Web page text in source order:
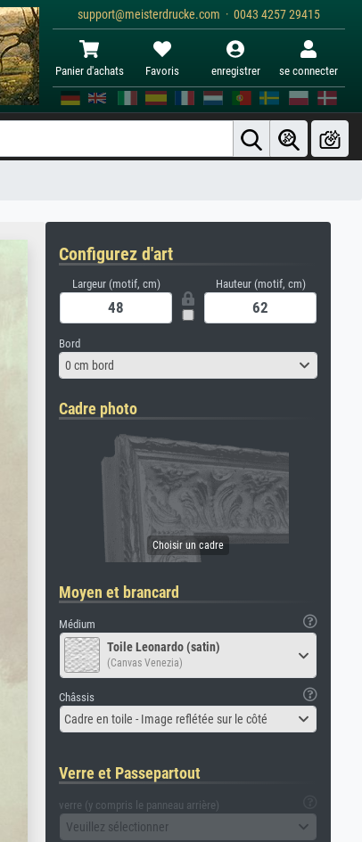
support@meisterdrucke.com · 0043 4257 29415
Panier d'achats Favoris enregistrer se connecter
Configurez d'art
Largeur (motif, cm) Hauteur (motif, cm)
Bord
0 cm bord
Cadre photo
Moyen et brancard
Médium
Toile Leonardo (satin)
(Canvas Venezia)
Châssis
Cadre en toile - Image reflétée sur le côté
Verre et Passepartout
verre (y compris le panneau arrière)
Veuillez sélectionner